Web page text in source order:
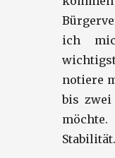
ich
notiere
bis zwei
Stabilität.